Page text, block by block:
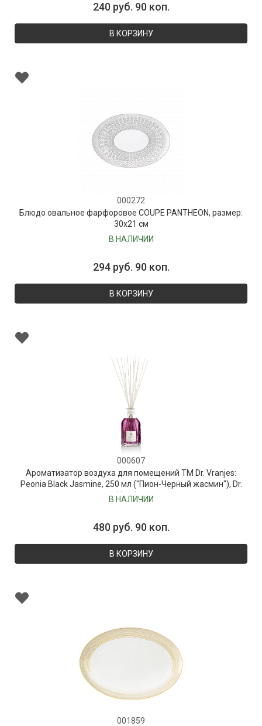
240 руб. 90 коп.
В КОРЗИНУ
000272
Блюдо овальное фарфоровое COUPE PANTHEON, размер:
30х21 см
В НАЛИЧИИ
294 руб. 90 коп.
В КОРЗИНУ
000607
Ароматизатор воздуха для помещений ТМ Dr. Vranjes:
Peonia Black Jasmine, 250 мл ("Пион-Черный жасмин"), Dr.
Vranjes
В НАЛИЧИИ
480 руб. 90 коп.
В КОРЗИНУ
001859